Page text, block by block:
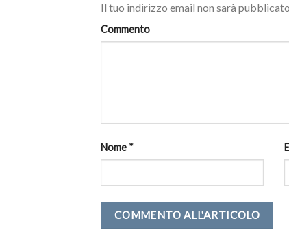
Il tuo indirizzo email non sarà
Commento
Nome *